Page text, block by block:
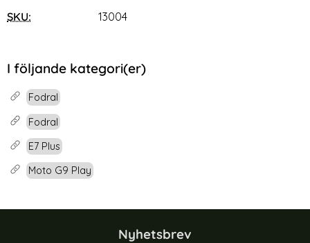
SKU: 13004
I följande kategori(er)
Fodral
Fodral
E7 Plus
Moto G9 Play
Nyhetsbrev